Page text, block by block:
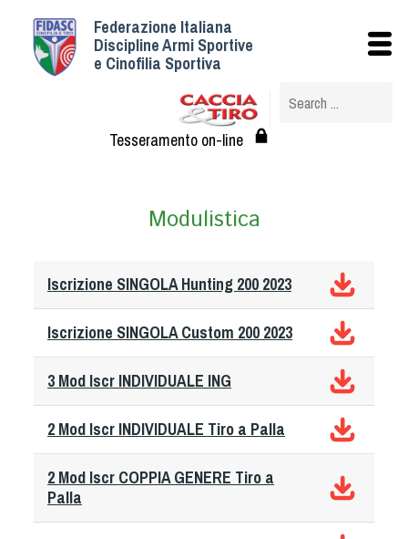
Federazione Italiana
Discipline Armi Sportive
e Cinofilia Sportiva
Tesseramento on-line
Modulistica
Iscrizione SINGOLA Hunting 200 2023
Iscrizione SINGOLA Custom 200 2023
3 Mod Iscr INDIVIDUALE ING
2 Mod Iscr INDIVIDUALE Tiro a Palla
2 Mod Iscr COPPIA GENERE Tiro a
Palla
Istituzionale
Struttura
Albo Veterinari federali
Statuto e Regolamenti
Federazione Trasparente
Convenzioni
Società
Tesserati
Albo Fornitori
Referenti e gruppi di lavoro regionali
Direttori di Gara